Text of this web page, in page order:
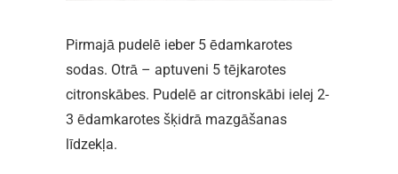
Pirmajā pudelē ieber 5 ēdamkarotes
sodas. Otrā – aptuveni 5 tējkarotes
citronskābes. Pudelē ar citronskābi ielej 2-
3 ēdamkarotes šķidrā mazgāšanas
līdzekļa.